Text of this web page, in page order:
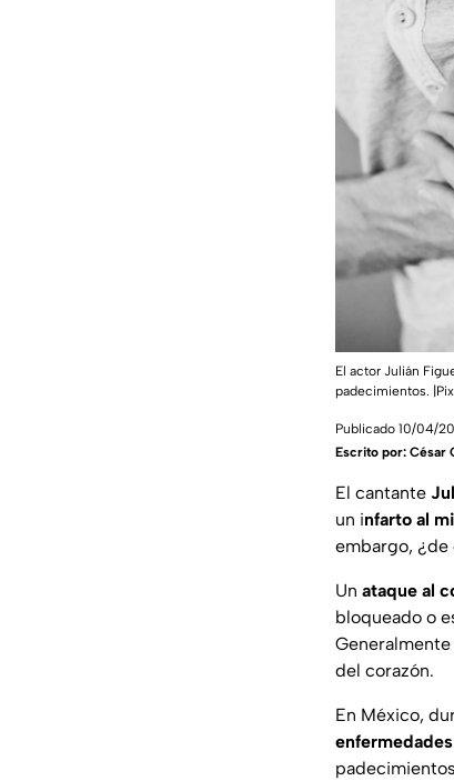
El actor Julián
padecimientos.
Publicado 10/04/
Escrito por: César
El cantante
un infarto al
embargo, ¿de
Un ataque al
bloqueado o
del corazón.
En México,